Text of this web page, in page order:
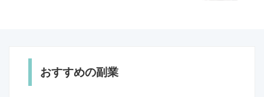
おすすめの副業